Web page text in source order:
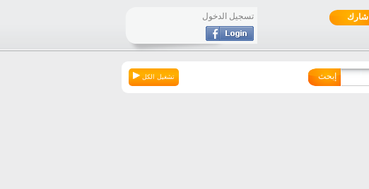
شارك تسجيل الدخول
تشغيل الكل إبحث